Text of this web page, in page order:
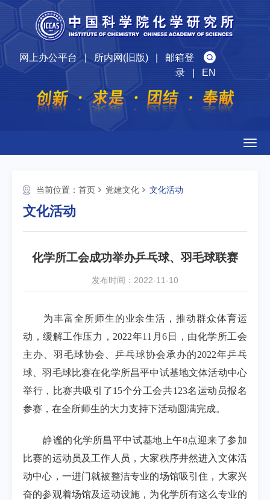
网上办公平台|所内网(旧版)| 邮箱登
录| EN
当前位置： 首页 党建文化 文化活动
文化活动
化学所工会成功举办乒乓球、羽毛球联赛
发布时间：2022-11-10
为丰富全所师生的业余生活，推动群众体育运
动，缓解工作压力， 2022年11 月6 日，由化学所工会
主办、羽毛球协会、乒乓球协会承办的2022年乒乓
球、羽毛球比赛在化学所昌平中试基地文体活动中心
举行，比赛共吸引了15个分工会共123名运动员报名
参赛，在全所师生的大力支持下活动圆满完成。
静谧的化学所昌平中试基地上午8点迎来了参加
比赛的运动员及工作人员，大家秩序井然进入文体活
动中心，一进门就被整洁专业的场馆吸引住，大家兴
奋的参观着场馆及运动设施，为化学所有这么专业的